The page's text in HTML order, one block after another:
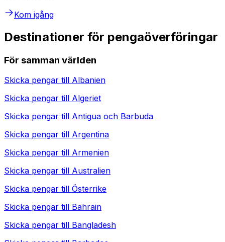
Kom igång
Destinationer för pengaöverföringar
För samman världen
Skicka pengar till Albanien
Skicka pengar till Algeriet
Skicka pengar till Antigua och Barbuda
Skicka pengar till Argentina
Skicka pengar till Armenien
Skicka pengar till Australien
Skicka pengar till Österrike
Skicka pengar till Bahrain
Skicka pengar till Bangladesh